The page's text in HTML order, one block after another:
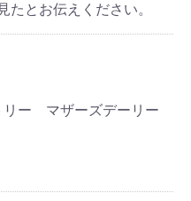
とお伝えください。
リー マザーズデーリー